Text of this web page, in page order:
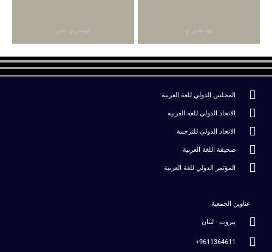
ليو تشين لو لونيس بن علي
المجلس الدولي للغة العربية
الاتحاد الدولي للغة العربية
الاتحاد الدولي للترجمة
صحيفة اللغة العربية
المؤتمر الدولي للغة العربية
عناوين الجمعية
بيروت - لبنان
9611364611+